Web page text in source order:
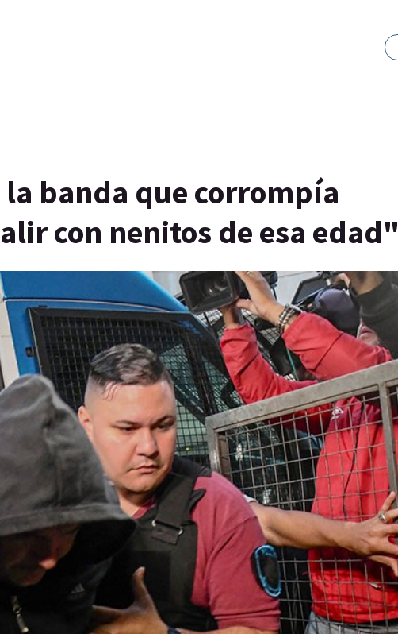
banda que corrompía
con nenitos de esa edad"